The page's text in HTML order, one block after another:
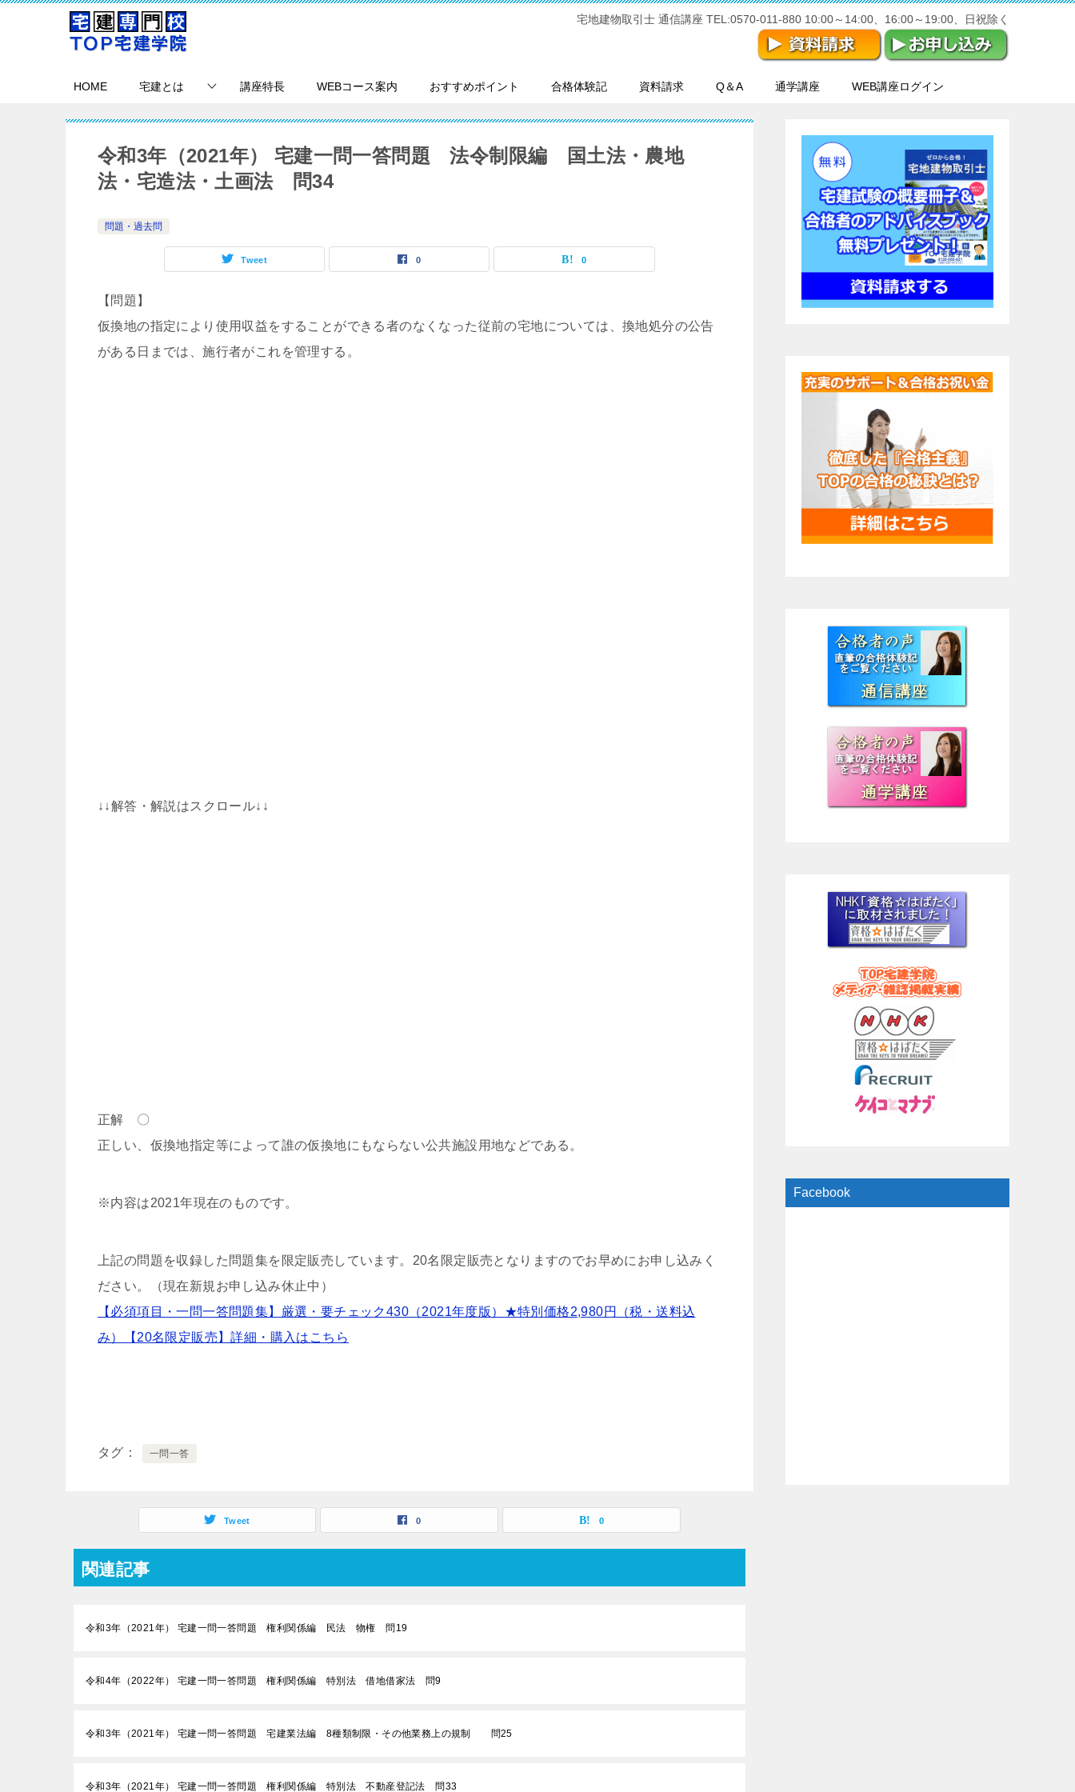
宅地建物取引士 通信講座 TEL:0570-011-880 10:00～14:00、16:00～19:00、日祝除く
HOME 宅建とは 講座特長 WEBコース案内 おすすめポイント 合格体験記 資料請求 Q＆A 通学講座 WEB講座ログイン
令和3年（2021年） 宅建一問一答問題 法令制限編 国土法・農地
法・宅造法・土画法 問34
問題・過去問
Tweet 0 0
【問題】
仮換地の指定により使用収益をすることができる者のなくなった従前の宅地については、換地処分の公告
がある日までは、施行者がこれを管理する。
↓↓解答・解説はスクロール↓↓
正解 〇
正しい、仮換地指定等によって誰の仮換地にもならない公共施設用地などである。
※内容は2021年現在のものです。
上記の問題を収録した問題集を限定販売しています。20名限定販売となりますのでお早めにお申し込みく
ださい。（現在新規お申し込み休止中）
【必須項目・一問一答問題集】厳選・要チェック430（2021年度版）★特別価格2,980円（税・送料込
み）【20名限定販売】詳細・購入はこちら
タグ 一問一答
Tweet 0 0
関連記事
令和3年（2021年） 宅建一問一答問題 権利関係編 民法 物権 問19
令和4年（2022年） 宅建一問一答問題 権利関係編 特別法 借地借家法 問9
令和3年（2021年） 宅建一問一答問題 宅建業法編 8種類制限・その他業務上の規制 問25
令和3年（2021年） 宅建一問一答問題 権利関係編 特別法 不動産登記法 問33
Facebook